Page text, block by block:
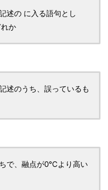
述の に入る語句とし
か
述のうち、誤っているも
で、融点が0℃より高い